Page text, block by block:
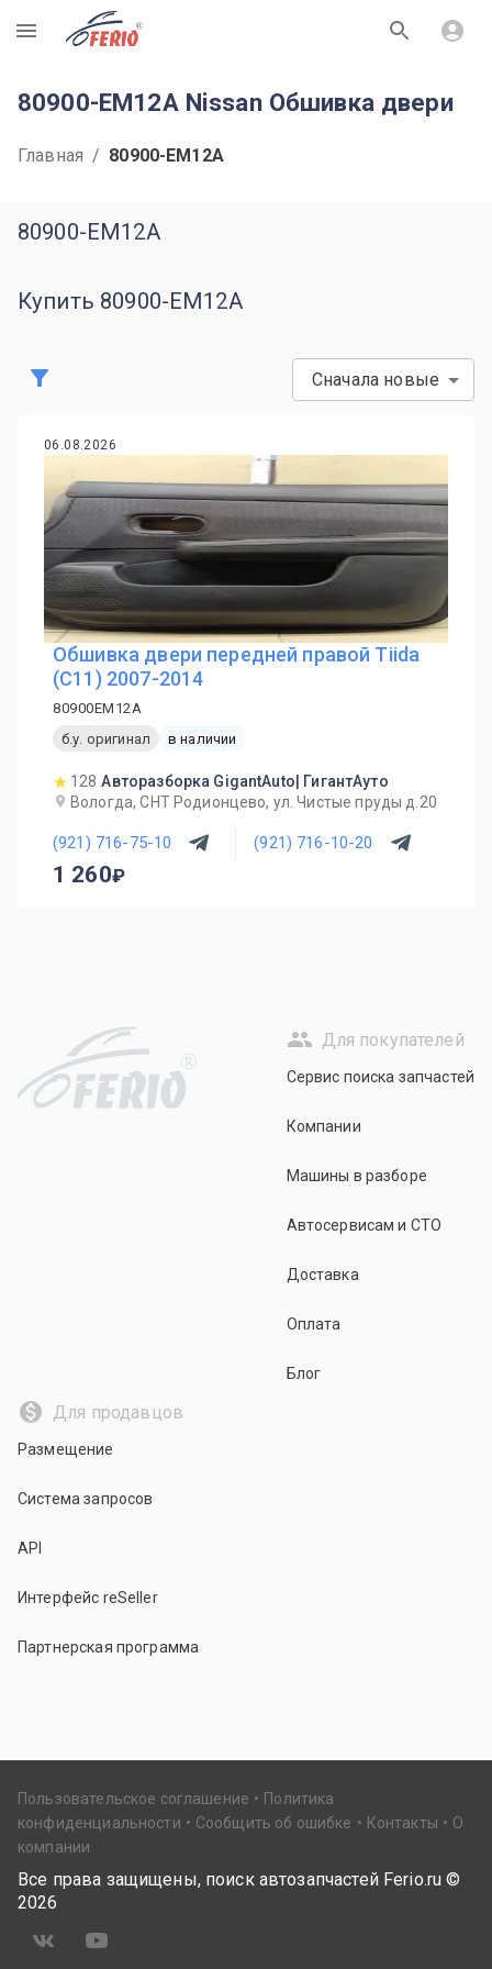
R
80900-EM12A Nissan Обшивка двери
Главная / 80900-EM12A
80900-EM12A
Купить 80900-EM12A
Сначала новые
06.08.2026
Обшивка двери передней правой Tiida
(C11) 2007-2014
80900EM12A
б.у. оригинал
в наличии
128 Авторазборка GigantAuto| ГигантАуто
Вологда, СНТ Родионцево, ул. Чистые пруды д.20
(921) 716-75-10 (921) 716-10-20
1 260
R
Для покупателей
Сервис поиска запчастей
Компании
Машины в разборе
Автосервисам и СТО
Доставка
Оплата
Блог
Для продавцов
Размещение
Система запросов
API
Интерфейс reSeller
Партнерская программа
Пользовательское соглашение
Политика
конфиденциальности
Сообщить об ошибке Контакты
О
компании
Все права защищены, поиск автозапчастей Ferio.ru ©
2026